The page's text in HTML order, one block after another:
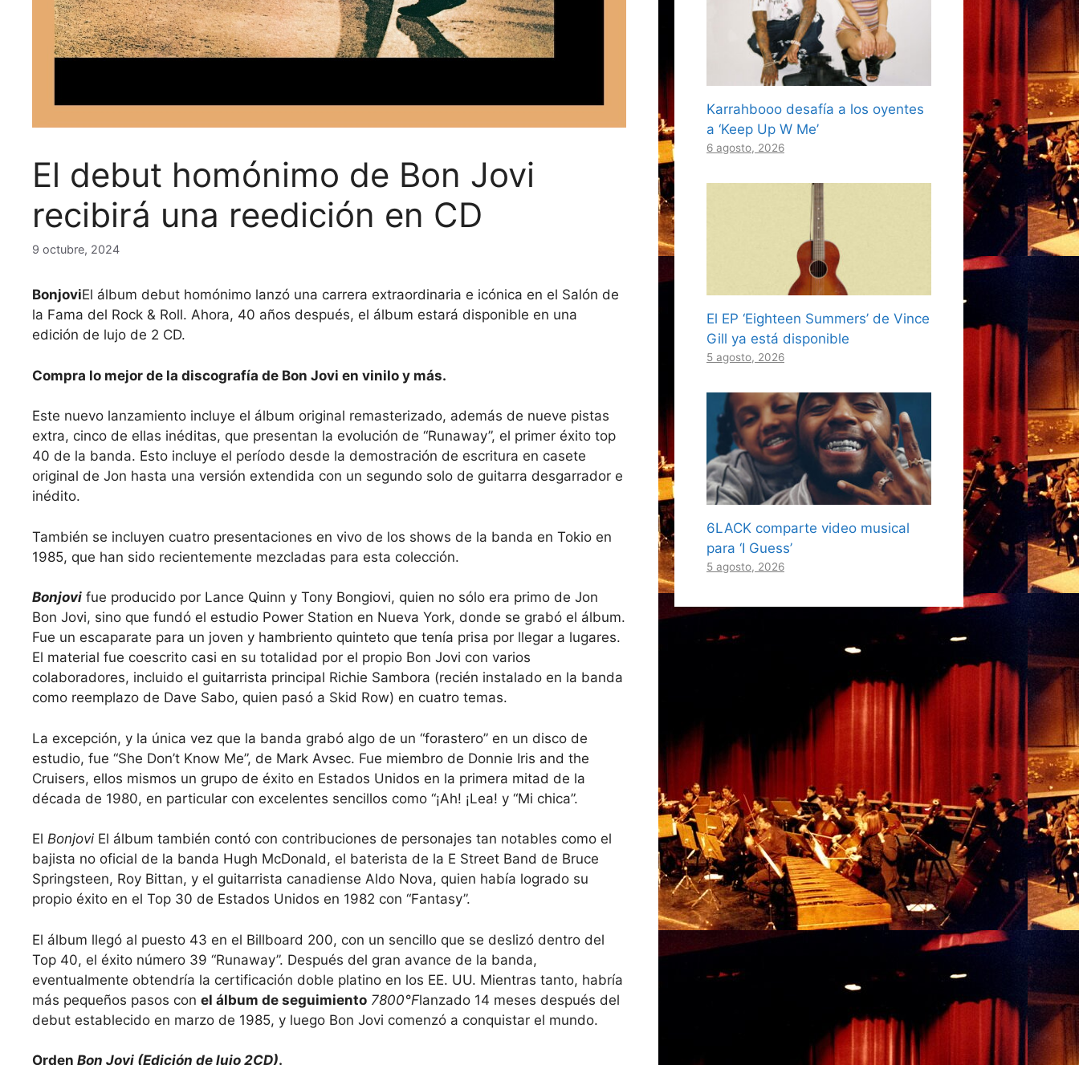
El debut homónimo de Bon Jovi
recibirá una reedición en CD
9 octubre, 2024
BonjoviEl álbum debut homónimo lanzó una carrera extraordinaria e icónica en el Salón de
la Fama del Rock & Roll. Ahora, 40 años después, el álbum estará disponible en una
edición de lujo de 2 CD.
Compra lo mejor de la discografía de Bon Jovi en vinilo y más.
Este nuevo lanzamiento incluye el álbum original remasterizado, además de nueve pistas
extra, cinco de ellas inéditas, que presentan la evolución de “Runaway”, el primer éxito top
40 de la banda. Esto incluye el período desde la demostración de escritura en casete
original de Jon hasta una versión extendida con un segundo solo de guitarra desgarrador e
inédito.
También se incluyen cuatro presentaciones en vivo de los shows de la banda en Tokio en
1985, que han sido recientemente mezcladas para esta colección.
Bonjovi fue producido por Lance Quinn y Tony Bongiovi, quien no sólo era primo de Jon
Bon Jovi, sino que fundó el estudio Power Station en Nueva York, donde se grabó el álbum.
Fue un escaparate para un joven y hambriento quinteto que tenía prisa por llegar a lugares.
El material fue coescrito casi en su totalidad por el propio Bon Jovi con varios
colaboradores, incluido el guitarrista principal Richie Sambora (recién instalado en la banda
como reemplazo de Dave Sabo, quien pasó a Skid Row) en cuatro temas.
La excepción, y la única vez que la banda grabó algo de un “forastero” en un disco de
estudio, fue “She Don’t Know Me”, de Mark Avsec. Fue miembro de Donnie Iris and the
Cruisers, ellos mismos un grupo de éxito en Estados Unidos en la primera mitad de la
década de 1980, en particular con excelentes sencillos como “¡Ah! ¡Lea! y “Mi chica”.
El Bonjovi El álbum también contó con contribuciones de personajes tan notables como el
bajista no oficial de la banda Hugh McDonald, el baterista de la E Street Band de Bruce
Springsteen, Roy Bittan, y el guitarrista canadiense Aldo Nova, quien había logrado su
propio éxito en el Top 30 de Estados Unidos en 1982 con “Fantasy”.
El álbum llegó al puesto 43 en el Billboard 200, con un sencillo que se deslizó dentro del
Top 40, el éxito número 39 “Runaway”. Después del gran avance de la banda,
eventualmente obtendría la certificación doble platino en los EE. UU. Mientras tanto, habría
más pequeños pasos con el álbum de seguimiento 7800°Flanzado 14 meses después del
debut establecido en marzo de 1985, y luego Bon Jovi comenzó a conquistar el mundo.
Orden Bon Jovi (Edición de lujo 2CD).
Karrahbooo desafía a los oyentes
a ‘Keep Up W Me’
6 agosto, 2026
El EP ‘Eighteen Summers’ de Vince
Gill ya está disponible
5 agosto, 2026
6LACK comparte video musical
para ‘I Guess’
5 agosto, 2026